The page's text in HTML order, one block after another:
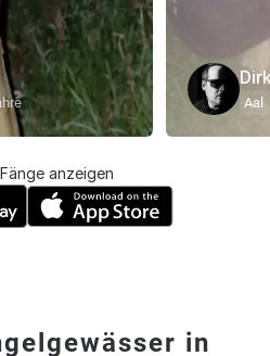
Aal
anzeigen
in